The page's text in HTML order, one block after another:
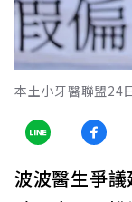
本土小牙醫聯盟24
波波醫生爭